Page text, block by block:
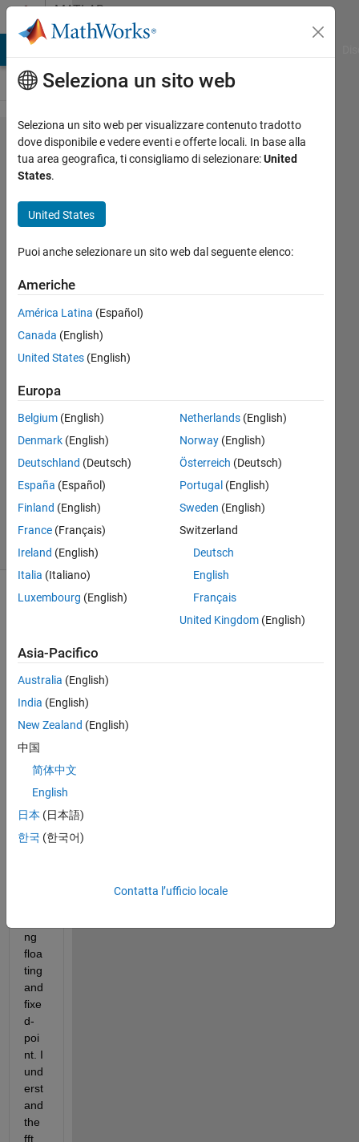
Vai al contenutoMATLAB
Answers
Why
can't an
function
an int
data
type?
Joshua
12 Mag
2021
1
Risposta
Aggiornato
8 Giu 2021
37
Visualizzazioni
(30 giorni)
Mostra
recenti
wa
ntin
eri
me
ng
floa
ting
and
fixe
d-
poi
nt. I
und
erst
and
the
fft
Seleziona un sito web
Seleziona un sito web per visualizzare contenuto tradotto
dove disponibile e vedere eventi e offerte locali. In base alla
tua area geografica, ti consigliamo di selezionare:United
States.
United States
Puoi anche selezionare un sito web dal seguente elenco:
Americhe
América Latina (Español)
Canada (English)
United States (English)
Europa
Belgium (English)
Denmark (English)
Deutschland (Deutsch)
España (Español)
Finland (English)
France (Français)
Ireland (English)
Italia (Italiano)
Luxembourg (English)
Netherlands(English)
Norway(English)
Österreich (Deutsch)
Portugal (English)
Sweden (English)
Switzerland
Deutsch
English
Français
United Kingdom(English)
Asia-Pacifico
Australia (English)
India (English)
New Zealand (English)
中国
简体中文
English
日本 (日本語)
한국 (한국어)
Contatta l’ufficio locale